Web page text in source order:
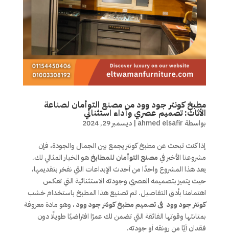
مطبخ كونتر جود وود من مصنع التوأمان لصناعة
الأثاث: تصميم عصري وأداء استثنائي
بواسطة ahmed elsafir
| ديسمبر 29, 2024
إذا كنت تبحث عن مطبخ كونتر يجمع بين الجمال والجودة، فإن
مشروعنا الأخير في مصنع التوأمان للمطابخهو الخيار المثالي لك.
يعد هذا المشروع واحدًا من أحدث الإبداعات التي نفخر بتقديمها،
حيث يتميز بتصميمه العصري وجودته الاستثنائية التي تعكس
اهتمامنا بأدق التفاصيل. تم تصنيع هذا المطبخ باستخدام خشب
كونتر جود وود فى تصميم مطبخ كونتر جود وود، وهو مادة معروفة
بمتانتها وقوتها الفائقة التي تضمن لك عمرًا افتراضيًا طويلًا دون
فقدان أيًا من رونقه أو جودته.